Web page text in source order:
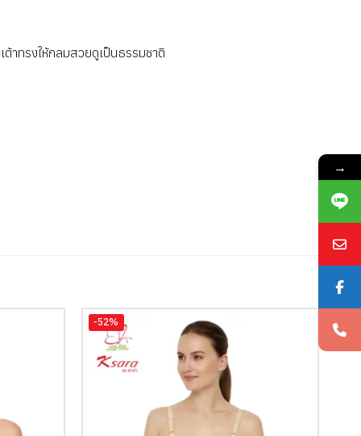
ต้าทรงให้กลมสวยดูเป็นธรรมชาติ
-52%
→